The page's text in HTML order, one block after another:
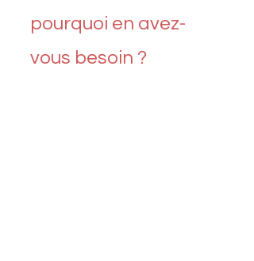
pourquoi en avez-
vous besoin ?